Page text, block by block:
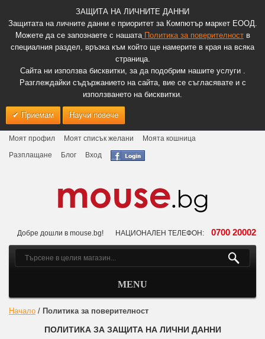
ЗАЩИТА НА ЛИЧНИТЕ ДАННИ
Защитата на личните данни е приоритет за Компютър маркет ЕООД.
Можете да се запознаете с нашатаПолитика за поверителноств
специалния раздел, връзка към който ще намерите в края на всяка
страница.
Сайта ни използва бисквитки, за да подобрим нашите услуги .
Разглеждайки съдържанието на сайта, вие се съгласявате и с
използването на бисквитки.
Приемам Научи повече
Моят профил Моят списък желани
Моята кошница
Разплащане
Блог Вход
Добре дошли в mouse.bg! НАЦИОНАЛЕН ТЕЛЕФОН: 0700 20002
MENU
Начало / Политика за поверителност
ПОЛИТИКА ЗА ЗАЩИТА НА ЛИЧНИ ДАННИ